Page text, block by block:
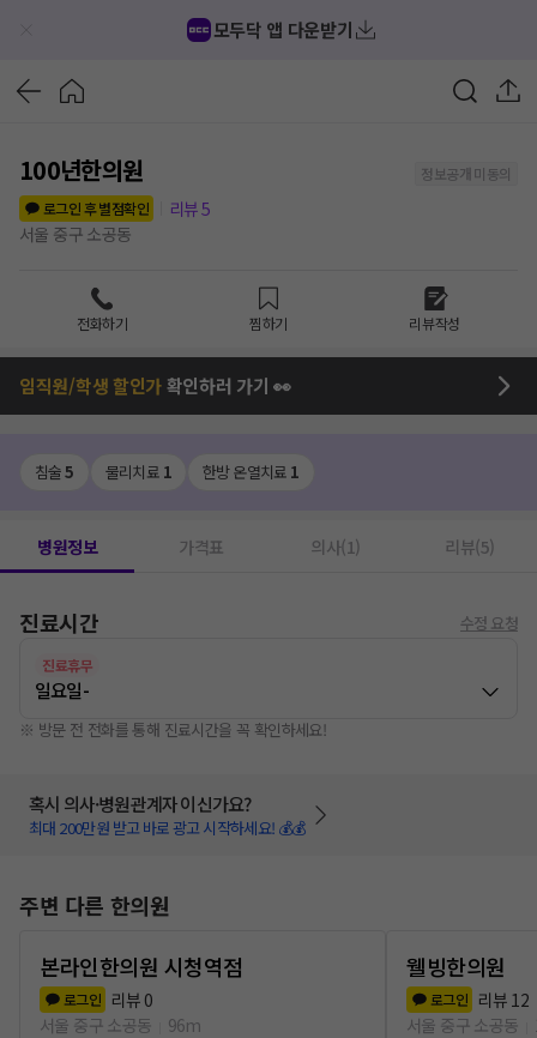
모두닥 앱 다운받기
100년한의원
정보공개 미동의
로그인 후 별점확인
리뷰5
서울 중구 소공동
전화하기 찜하기 리뷰작성
임직원/학생 할인가확인하러 가기 👀
침술5 물리치료 1 한방 온열치료 1
병원정보 가격표 의사(1) 리뷰(5)
진료시간 수정 요청
진료휴무
일요일-
※ 방문 전 전화를 통해 진료시간을 꼭 확인하세요!
혹시 의사·병원관계자 이신가요?
최대 200만원 받고 바로 광고 시작하세요! 💰💰
주변 다른 한의원
본라인한의원 시청역점
로그인 리뷰 0
서울 중구 소공동
96m
웰빙한의원
로그인 리뷰 12
서울 중구 소공동